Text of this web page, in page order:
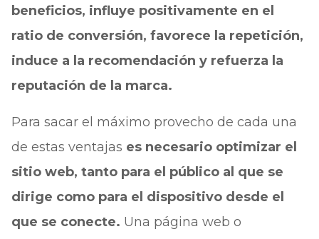
beneficios, influye positivamente en el
ratio de conversión, favorece la repetición,
induce a la recomendación y refuerza la
reputación de la marca.
Para sacar el máximo provecho de cada una
de estas ventajas es necesario optimizar el
sitio web, tanto para el público al que se
dirige como para el dispositivo desde el
que se conecte. Una página web o